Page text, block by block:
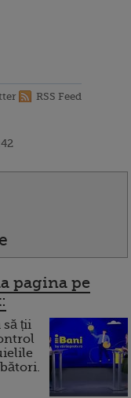
RSS Feed
pagina pe
să ții